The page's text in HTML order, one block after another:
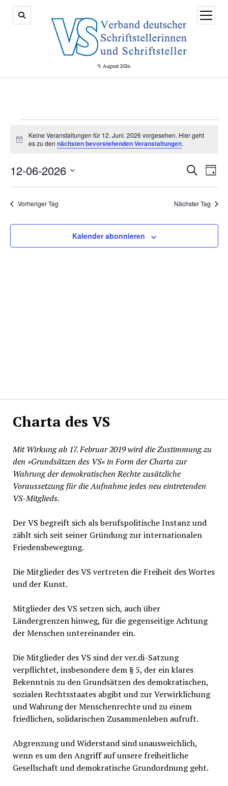
9. August 2026
Menü
öffnen
Charta des VS
Mit Wirkung ab 17. Februar 2019 wird die Zustimmung zu
den »Grundsätzen des VS« in Form der Charta zur
Wahrung der demokratischen Rechte zusätzliche
Voraussetzung für die Aufnahme jedes neu eintretenden
VS-Mitglieds.
Der VS begreift sich als berufspolitische Instanz und
zählt sich seit seiner Gründung zur internationalen
Friedensbewegung.
Die Mitglieder des VS vertreten die Freiheit des Wortes
und der Kunst.
Mitglieder des VS setzen sich, auch über
Ländergrenzen hinweg, für die gegenseitige Achtung
der Menschen untereinander ein.
Die Mitglieder des VS sind der ver.di-Satzung
verpflichtet, insbesondere dem § 5, der ein klares
Bekenntnis zu den Grundsätzen des demokratischen,
sozialen Rechtsstaates abgibt und zur Verwirklichung
und Wahrung der Menschenrechte und zu einem
friedlichen, solidarischen Zusammenleben aufruft.
Abgrenzung und Widerstand sind unausweichlich,
wenn es um den Angriff auf unsere freiheitliche
Gesellschaft und demokratische Grundordnung geht.
Veranstaltungen
for
12.
Juni.
2026
Hinweis
Keine Veranstaltungen für 12. Juni. 2026 vorgesehen. Hier geht
es zu den nächsten bevorstehenden Veranstaltungen.
SucheTag
12-06-2026
Datum
Vorheriger Tag Nächster Tag
Kalender abonnieren